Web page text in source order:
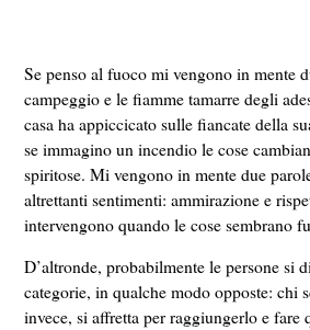
Se penso al fuoco mi vengono in mente
campeggio e le fiamme tamarre degli
casa ha appiccicato sulle fiancate della
se immagino un incendio le cose
spiritose. Mi vengono in mente due
altrettanti sentimenti: ammirazione e
intervengono quando le cose sembrano
D’altronde, probabilmente le persone si
categorie, in qualche modo opposte: chi
invece, si affretta per raggiungerlo e fare